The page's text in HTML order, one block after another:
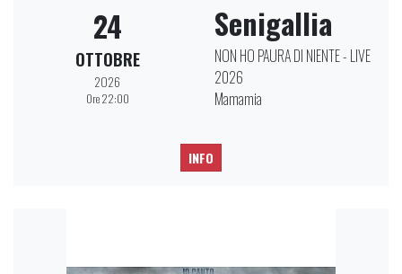
24
OTTOBRE
2026
Ore 22:00
Senigallia
NON HO PAURA DI NIENTE - LIVE
2026
Mamamia
INFO